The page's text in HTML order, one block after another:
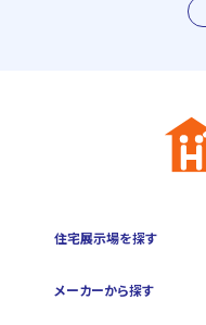
住宅展示場を探す
メーカーから探す